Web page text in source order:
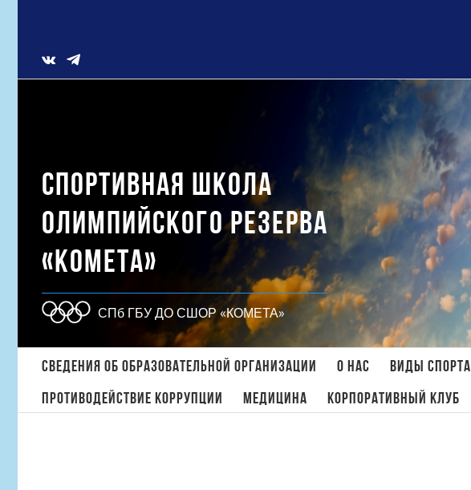
Vk
СПОРТИВНАЯ ШКОЛА
ОЛИМПИЙСКОГО РЕЗЕРВА
«КОМЕТА»
СПб ГБУ ДО СШОР «КОМЕТА»
поиска:
Сведения об образовательной организации О нас Виды спорта
Противодействие коррупции
МЕДИЦИНА Корпоративный клуб